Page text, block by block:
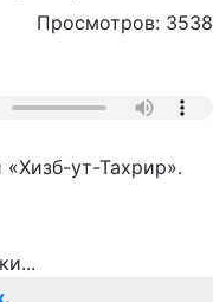
Просмотров: 3538
ут-Тахрир».